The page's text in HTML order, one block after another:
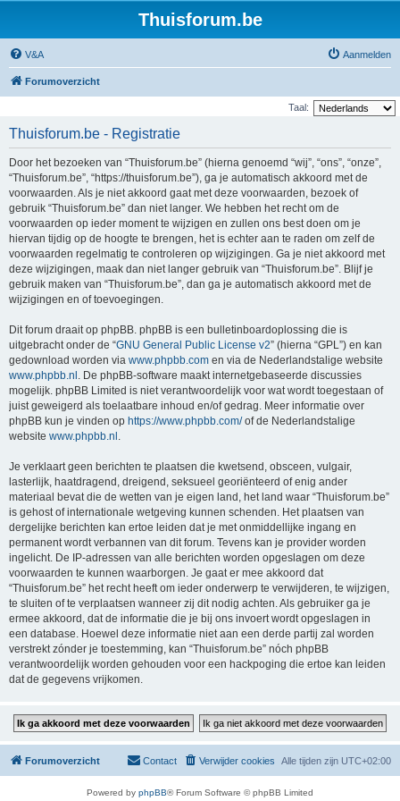
Thuisforum.be
V&A Aanmelden
Forumoverzicht
Taal:
Thuisforum.be - Registratie
Door het bezoeken van “Thuisforum.be” (hierna genoemd “wij”, “ons”, “onze”,
“Thuisforum.be”, “https://thuisforum.be”), ga je automatisch akkoord met de
voorwaarden. Als je niet akkoord gaat met deze voorwaarden, bezoek of
gebruik “Thuisforum.be” dan niet langer. We hebben het recht om de
voorwaarden op ieder moment te wijzigen en zullen ons best doen om je
hiervan tijdig op de hoogte te brengen, het is echter aan te raden om zelf de
voorwaarden regelmatig te controleren op wijzigingen. Ga je niet akkoord met
deze wijzigingen, maak dan niet langer gebruik van “Thuisforum.be”. Blijf je
gebruik maken van “Thuisforum.be”, dan ga je automatisch akkoord met de
wijzigingen en of toevoegingen.
Dit forum draait op phpBB. phpBB is een bulletinboardoplossing die is
uitgebracht onder de “GNU General Public License v2” (hierna “GPL”) en kan
gedownload worden via www.phpbb.com en via de Nederlandstalige website
www.phpbb.nl . De phpBB-software maakt internetgebaseerde discussies
mogelijk. phpBB Limited is niet verantwoordelijk voor wat wordt toegestaan of
juist geweigerd als toelaatbare inhoud en/of gedrag. Meer informatie over
phpBB kun je vinden op https://www.phpbb.com/of de Nederlandstalige
website www.phpbb.nl .
Je verklaart geen berichten te plaatsen die kwetsend, obsceen, vulgair,
lasterlijk, haatdragend, dreigend, seksueel georiënteerd of enig ander
materiaal bevat die de wetten van je eigen land, het land waar “Thuisforum.be”
is gehost of internationale wetgeving kunnen schenden. Het plaatsen van
dergelijke berichten kan ertoe leiden dat je met onmiddellijke ingang en
permanent wordt verbannen van dit forum. Tevens kan je provider worden
ingelicht. De IP-adressen van alle berichten worden opgeslagen om deze
voorwaarden te kunnen waarborgen. Je gaat er mee akkoord dat
“Thuisforum.be” het recht heeft om ieder onderwerp te verwijderen, te wijzigen,
te sluiten of te verplaatsen wanneer zij dit nodig achten. Als gebruiker ga je
ermee akkoord, dat de informatie die je bij ons invoert wordt opgeslagen in
een database. Hoewel deze informatie niet aan een derde partij zal worden
verstrekt zónder je toestemming, kan “Thuisforum.be” nóch phpBB
verantwoordelijk worden gehouden voor een hackpoging die ertoe kan leiden
dat de gegevens vrijkomen.
Forumoverzicht Alle tijden zijn UTC+02:00
Verwijder cookies
Contact
Powered by phpBB® Forum Software © phpBB Limited